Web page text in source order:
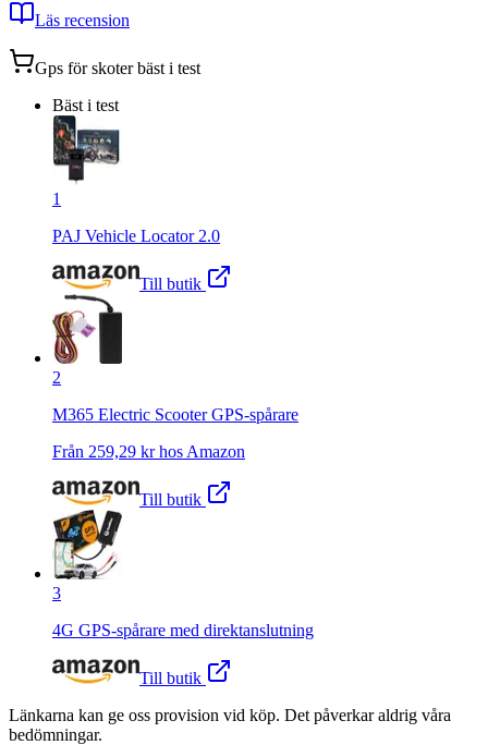
Läs recension
Gps för skoterbäst i test
Bäst i test
1
PAJ Vehicle Locator 2.0
Till butik
2
M365 Electric Scooter GPS-spårare
Från 259,29 kr hos Amazon
Till butik
3
4G GPS-spårare med direktanslutning
Till butik
Länkarna kan ge oss provision vid köp. Det påverkar aldrig våra
bedömningar.